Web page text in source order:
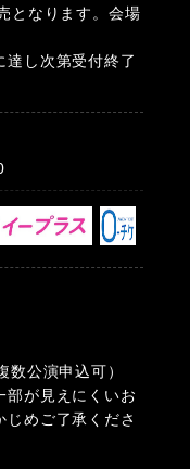
となります。会場
達し次第受付終了
公演申込可）
が見えにくいお
じめご了承くださ